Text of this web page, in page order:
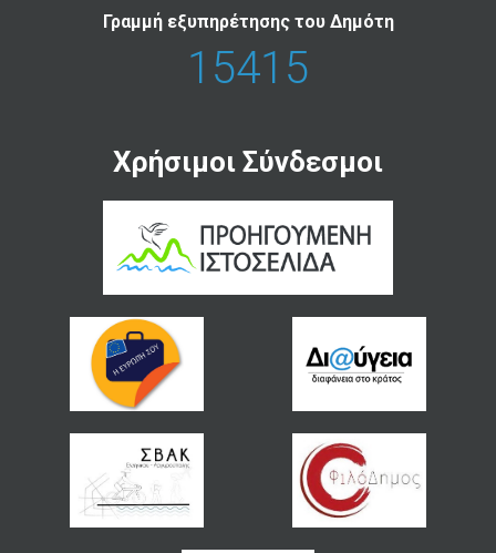
Γραμμή εξυπηρέτησης του Δημότη
15415
Χρήσιμοι Σύνδεσμοι